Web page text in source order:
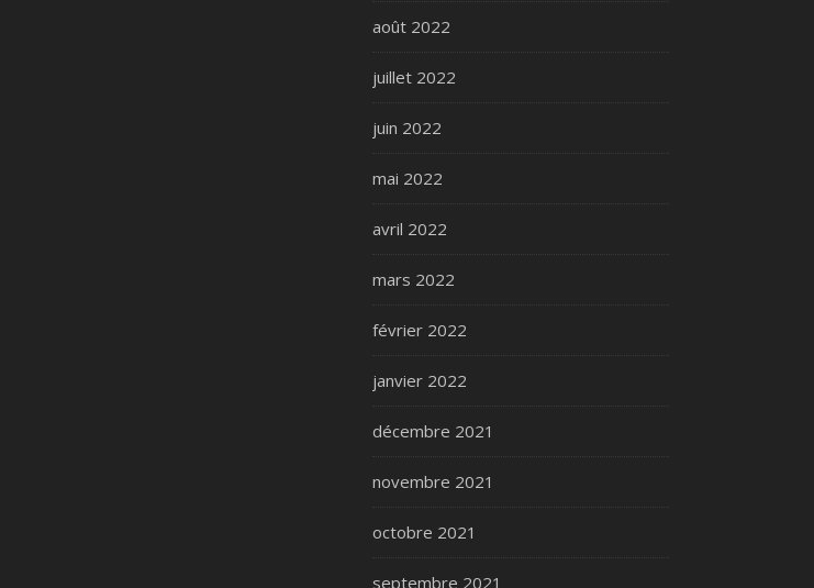
août 2022
juillet 2022
juin 2022
mai 2022
avril 2022
mars 2022
février 2022
janvier 2022
décembre 2021
novembre 2021
octobre 2021
septembre 2021